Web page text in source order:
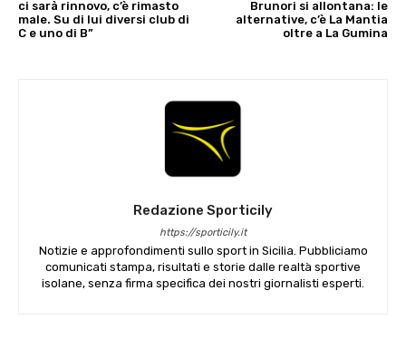
ci sarà rinnovo, c’è rimasto
male. Su di lui diversi club di
C e uno di B”
Brunori si allontana: le
alternative, c’è La Mantia
oltre a La Gumina
Redazione Sporticily
https://sporticily.it
Notizie e approfondimenti sullo sport in Sicilia. Pubbliciamo
comunicati stampa, risultati e storie dalle realtà sportive
isolane, senza firma specifica dei nostri giornalisti esperti.